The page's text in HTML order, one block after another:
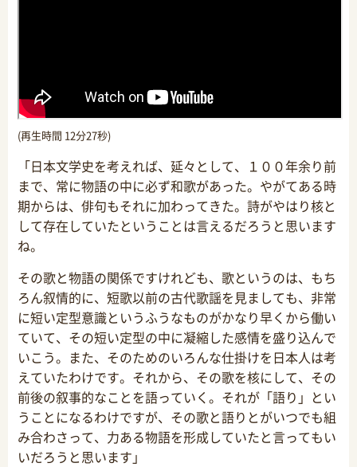
(再生時間 12分27秒)
「日本文学史を考えれば、延々として、１００年余り前
まで、常に物語の中に必ず和歌があった。やがてある時
期からは、俳句もそれに加わってきた。詩がやはり核と
して存在していたということは言えるだろうと思います
ね。
その歌と物語の関係ですけれども、歌というのは、もち
ろん叙情的に、短歌以前の古代歌謡を見ましても、非常
に短い定型意識というふうなものがかなり早くから働い
ていて、その短い定型の中に凝縮した感情を盛り込んで
いこう。また、そのためのいろんな仕掛けを日本人は考
えていたわけです。それから、その歌を核にして、その
前後の叙事的なことを語っていく。それが「語り」とい
うことになるわけですが、その歌と語りとがいつでも組
み合わさって、力ある物語を形成していたと言ってもい
いだろうと思います」